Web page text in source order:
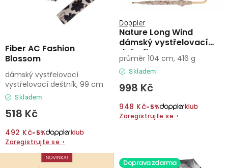
Fiber AC Fashion
Blossom
Skladem
518 Kč
492 Kč−5%
Zaregistrujte se ›
dámský vystřelovací
vystřelovací deštník, 99 cm
Nature Long Wind
dámský vystřelovací
deštník
Doppler
Skladem
998 Kč
948 Kč−5%
Zaregistrujte se ›
průměr 104 cm, 416 g
Doprava zdarma